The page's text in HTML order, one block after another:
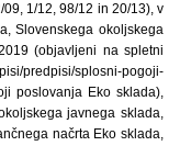
1/12, 98/12 in 20/13), v
Slovenskega okoljskega
(objavljeni na spletni
predpisi/splosni-pogoji-
poslovanja Eko sklada),
javnega sklada,
načrta Eko sklada,